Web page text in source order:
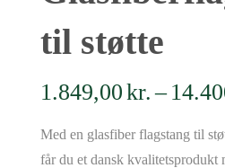
til støtte
1.849,00kr.–
Med en glasfiber flagstang til
får du et dansk kvalitetsprodukt